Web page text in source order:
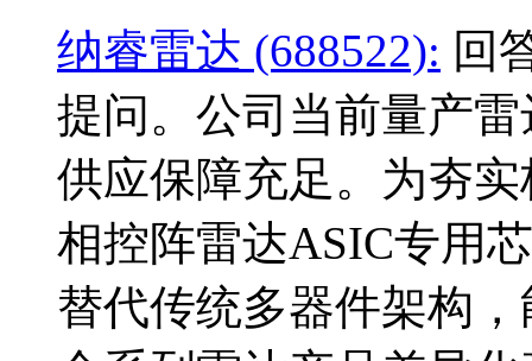
纳睿雷达 (688522): 回
提问。公司当前量产
供应保障充足。为夯
相控阵雷达ASIC专用
替代传统多器件架构